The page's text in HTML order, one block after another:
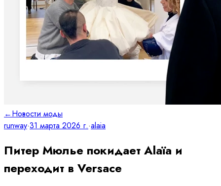
←Новости моды
runway·31 марта 2026 г.·alaia
Питер Мюлье покидает Alaïa и
переходит в Versace